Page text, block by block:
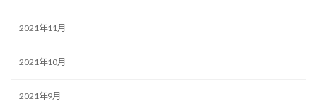
2021年11月
2021年10月
2021年9月